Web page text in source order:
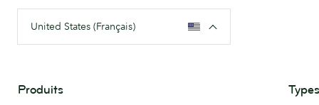
United States (Français)
Produits